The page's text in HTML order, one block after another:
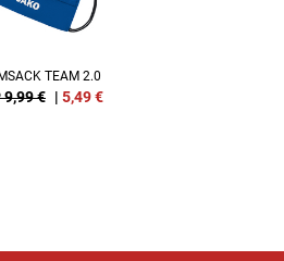
TEAM 2.0
9,99 € | 5,49€